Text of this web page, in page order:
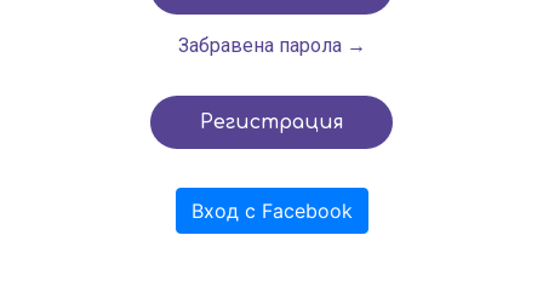
Забравена парола →
Регистрация
Вход с Facebook